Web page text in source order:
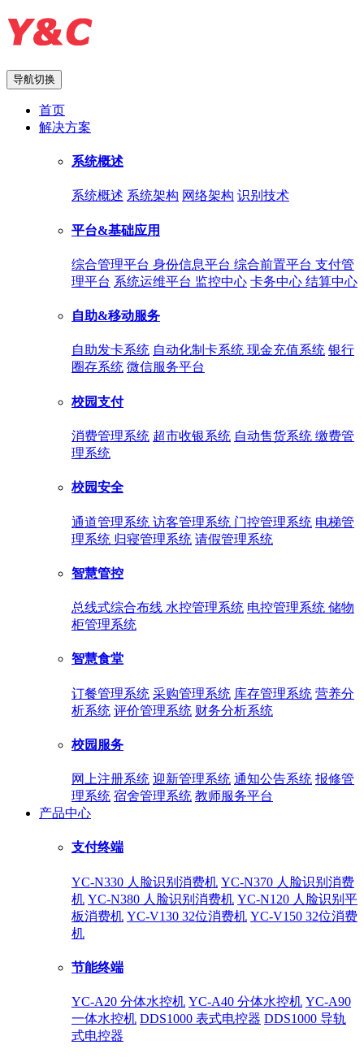
导航切换
首页
解决方案
系统概述
系统概述 系统架构 网络架构 识别技术
平台&基础应用
综合管理平台 身份信息平台 综合前置平台 支付管
理平台 系统运维平台 监控中心 卡务中心 结算中心
自助&移动服务
自助发卡系统 自动化制卡系统 现金充值系统 银行
圈存系统 微信服务平台
校园支付
消费管理系统 超市收银系统 自动售货系统 缴费管
理系统
校园安全
通道管理系统 访客管理系统 门控管理系统 电梯管
理系统 归寝管理系统 请假管理系统
智慧管控
总线式综合布线 水控管理系统 电控管理系统 储物
柜管理系统
智慧食堂
订餐管理系统 采购管理系统 库存管理系统 营养分
析系统 评价管理系统 财务分析系统
校园服务
网上注册系统 迎新管理系统 通知公告系统 报修管
理系统 宿舍管理系统 教师服务平台
产品中心
支付终端
YC-N330 人脸识别消费机 YC-N370 人脸识别消费
机 YC-N380 人脸识别消费机 YC-N120 人脸识别平
板消费机 YC-V130 32位消费机 YC-V150 32位消费
机
节能终端
YC-A20 分体水控机 YC-A40 分体水控机 YC-A90
一体水控机 DDS1000 表式电控器 DDS1000 导轨
式电控器